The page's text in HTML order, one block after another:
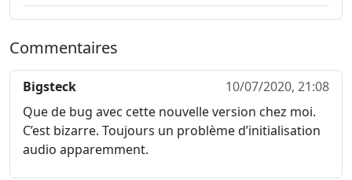
Commentaires
Bigsteck
10/07/2020, 21:08
Que de bug avec cette nouvelle version chez moi.
C’est bizarre. Toujours un problème d’initialisation
audio apparemment.